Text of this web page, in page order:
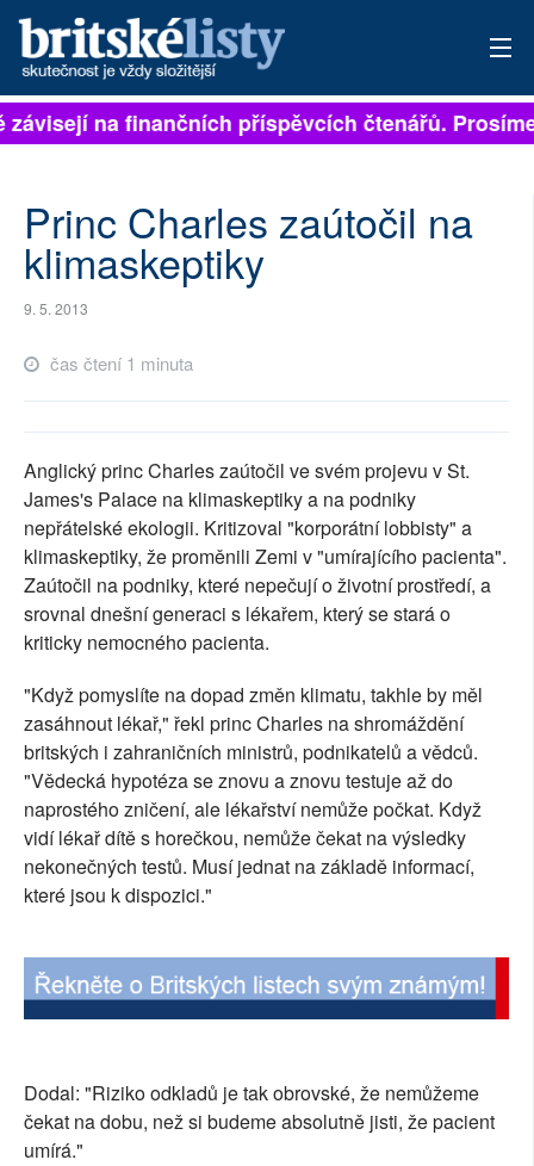
PŘIHLÁSIT
ARCHIV
PŘÍSPĚVKY NA PROVOZ
SOCIÁLNÍ SÍTĚ
RUBRIKY
na finančních příspěvcích čtenářů.
Princ Charles zaútočil na
klimaskeptiky
9. 5. 2013
čas čtení 1 minuta
Anglický princ Charles zaútočil ve svém projevu v St.
James's Palace na klimaskeptiky a na podniky
nepřátelské ekologii. Kritizoval "korporátní lobbisty" a
klimaskeptiky, že proměnili Zemi v "umírajícího pacienta".
Zaútočil na podniky, které nepečují o životní prostředí, a
srovnal dnešní generaci s lékařem, který se stará o
kriticky nemocného pacienta.
"Když pomyslíte na dopad změn klimatu, takhle by měl
zasáhnout lékař," řekl princ Charles na shromáždění
britských i zahraničních ministrů, podnikatelů a vědců.
"Vědecká hypotéza se znovu a znovu testuje až do
naprostého zničení, ale lékařství nemůže počkat. Když
vidí lékař dítě s horečkou, nemůže čekat na výsledky
nekonečných testů. Musí jednat na základě informací,
které jsou k dispozici."
Dodal: "Riziko odkladů je tak obrovské, že nemůžeme
čekat na dobu, než si budeme absolutně jisti, že pacient
umírá."